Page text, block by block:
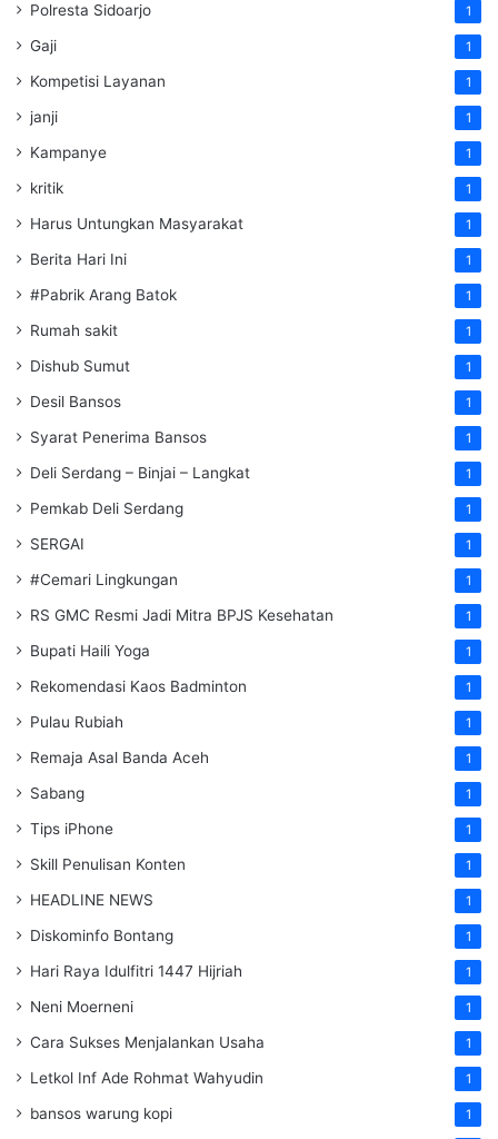
Polresta Sidoarjo 1
Gaji 1
Kompetisi Layanan 1
janji 1
Kampanye 1
kritik 1
Harus Untungkan Masyarakat 1
Berita Hari Ini 1
#Pabrik Arang Batok 1
Rumah sakit 1
Dishub Sumut 1
Desil Bansos 1
Syarat Penerima Bansos 1
Deli Serdang – Binjai – Langkat 1
Pemkab Deli Serdang 1
SERGAI 1
#Cemari Lingkungan 1
RS GMC Resmi Jadi Mitra BPJS Kesehatan 1
Bupati Haili Yoga 1
Rekomendasi Kaos Badminton 1
Pulau Rubiah 1
Remaja Asal Banda Aceh 1
Sabang 1
Tips iPhone 1
Skill Penulisan Konten 1
HEADLINE NEWS 1
Diskominfo Bontang 1
Hari Raya Idulfitri 1447 Hijriah 1
Neni Moerneni 1
Cara Sukses Menjalankan Usaha 1
Letkol Inf Ade Rohmat Wahyudin 1
bansos warung kopi 1